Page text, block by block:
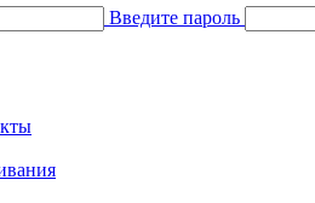
Введите пароль